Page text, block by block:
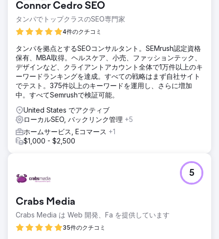
Connor Cedro SEO
タンパでトップクラスのSEO専門家
4件のクチコミ
タンパを拠点とするSEOコンサルタント。SEMrush認定資格
保有、MBA取得。ヘルスケア、小売、ファッションテック、
デザインなど、クライアントアカウント全体で1万件以上のキ
ーワードランキングを達成。すべての戦略はまず自社サイト
でテスト。375件以上のキーワードを運用し、さらに増加
中。すべてSemrushで検証可能。
United States でアクティブ
ローカルSEO, バックリンク管理 +5
ホームサービス, Eコマース +1
$1,000 - $2,500
Crabs Media
Crabs Media は Web 開発、Fa を提供しています
35件のクチコミ
5